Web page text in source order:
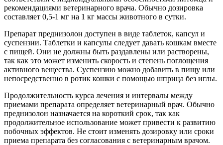
рекомендациями ветеринарного врача. Обычно дозировка
составляет 0,5-1 мг на 1 кг массы животного в сутки.
Препарат преднизолон доступен в виде таблеток, капсул и
суспензии. Таблетки и капсулы следует давать кошкам вместе
с пищей. Они не должны быть раздавлены или растворены,
так как это может изменить скорость и степень поглощения
активного вещества. Суспензию можно добавить в пищу или
непосредственно в ротик кошки с помощью шприца без иглы.
Продолжительность курса лечения и интервалы между
приемами препарата определяет ветеринарный врач. Обычно
преднизолон назначается на короткий срок, так как
продолжительное использование может привести к развитию
побочных эффектов. Не стоит изменять дозировку или сроки
приема препарата без согласования с ветеринарным врачом.